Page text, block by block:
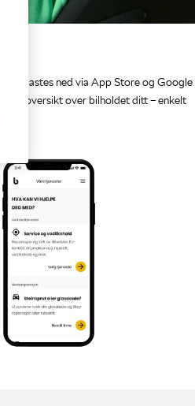
kan lastes ned via App Store og Google
oversikt over bilholdet ditt – enkelt